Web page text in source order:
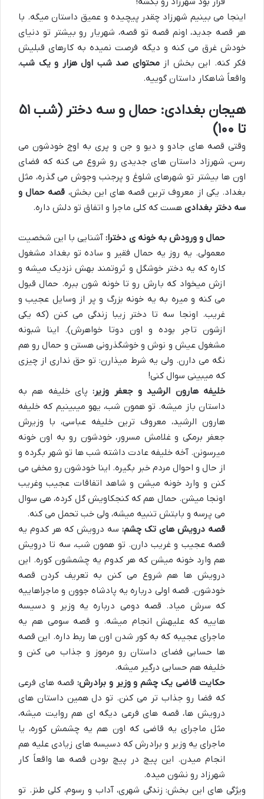
اینجا می بینیم شهرزاد چقدر پیچیده و عمیق داستان میگه. با
هر قصه جدید، اونم قصه تو قصه، شهریار رو بیشتر تو دنیای
خودش غرق می کنه و دیگه فرصت نمیده به کارهای قبلیش
فکر کنه. این بخش ازمحتوای صد شب اول هزار و یک شب،
واقعاً شاهکار داستان گوییه.
هیجان بغدادی: حمال و سه دختر (شب ۵۱
تا ۱۰۰)
وقتی قصه های جادو و دیو و جن و پری به اوج خودشون می
رسن، شهرزاد داستان های جدیدی رو شروع می کنه که فضای
اون ها بیشتر تو شهرهای شلوغ و پرجنب وجوش می گذره، مثل
بغداد. یکی از معروف ترین قصه های این بخش، قصه حمال و
سه دختر بغدادی هست که کلی ماجرا و اتفاق تو دلش داره.
حمال و ورودش به خونه ی دخترا:آشنایی با این شخصیت
معمولی. یه روز یه حمال فقیر و ساده تو بغداد مشغول
کاره که یه دختر خوشگل و ثروتمند بهش نزدیک میشه و
ازش میخواد که بارش رو تا خونه شون ببره. حمال قبول
می کنه و میره به یه خونه بزرگ و پر از وسایل عجیب و
غریب. اونجا سه تا دختر زیبا زندگی می کنن (که یکی
ازشون تاجر بوده و اون دوتا خواهرش). اینا شبونه
مشغول عیش و نوش و خوشگذرونی هستن و حمال رو هم
نگه می دارن. ولی یه شرط میذارن: تو حق نداری از چیزی
که میبینی سوال کنی!
خلیفه هارون الرشید و جعفر وزیر:پای خلیفه هم به
داستان باز میشه. تو همون شب، یهو میبینیم که خلیفه
هارون الرشید، معروف ترین خلیفه عباسی، با وزیرش
جعفر برمکی و غلامش مسرور، خودشون رو به اون خونه
میرسونن. آخه خلیفه عادت داشته شب ها تو شهر بگرده و
از حال و احوال مردم خبر بگیره. اینا خودشون رو مخفی می
کنن و وارد خونه میشن و شاهد اتفاقات عجیب وغریب
اونجا میشن. حمال هم که کنجکاویش گل کرده، هی سوال
می پرسه و بابتش تنبیه میشه، ولی خب تحمل می کنه.
قصه درویش های تک چشم: سه درویش که هر کدوم یه
قصه عجیب و غریب دارن. تو همون شب، سه تا درویش
هم وارد خونه میشن که هر کدوم یه چشمشون کوره. این
درویش ها هم شروع می کنن به تعریف کردن قصه
خودشون. قصه اولی درباره یه پادشاه جوون و ماجراهاییه
که سرش میاد. قصه دومی درباره یه وزیر و دسیسه
هاییه که علیهش انجام میشه. و قصه سومی هم یه
ماجرای عجیبه که به کور شدن اون ها ربط داره. این قصه
ها حسابی فضای داستان رو مرموز و جذاب می کنن و
خلیفه هم حسابی درگیر میشه.
حکایت قاضی یک چشم و وزیر و برادرش: قصه های فرعی
که فضا رو جذاب تر می کنن. تو دل همین داستان های
درویش ها، قصه های فرعی دیگه ای هم روایت میشه،
مثل ماجرای یه قاضی که اون هم یه چشمش کوره، یا
ماجرای یه وزیر و برادرش که دسیسه های زیادی علیه هم
انجام میدن. این پیچ در پیچ بودن قصه ها واقعاً کار
شهرزاد رو نشون میده.
ویژگی های این بخش: زندگی شهری، آداب و رسوم، کلی طنز. تو